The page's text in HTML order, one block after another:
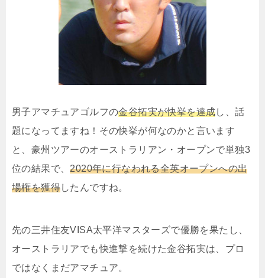
男子アマチュアゴルフの金谷拓実が快挙を達成し、話
題になってますね！その快挙が何なのかと言います
と、豪州ツアーのオーストラリアン・オープンで単独3
位の結果で、2020年に行なわれる全英オープンへの出
場権を獲得したんですね。
先の三井住友VISA太平洋マスターズで優勝を果たし、
オーストラリアでも快進撃を続けた金谷拓実は、プロ
ではなくまだアマチュア。